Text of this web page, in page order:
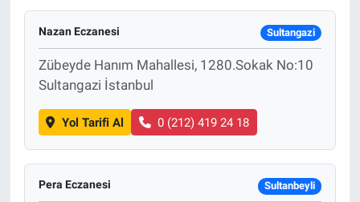
Nazan Eczanesi Sultangazi
Zübeyde Hanım Mahallesi, 1280.Sokak No:10
Sultangazi İstanbul
Yol Tarifi Al 0 (212) 419 24 18
Pera Eczanesi Sultanbeyli